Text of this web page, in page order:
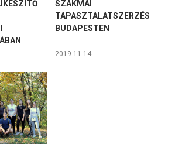
SZAKMAI
TAPASZTALATSZERZÉS
BUDAPESTEN
2019.11.14